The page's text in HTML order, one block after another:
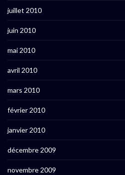
juillet 2010
juin 2010
mai 2010
avril 2010
mars 2010
février 2010
janvier 2010
décembre 2009
novembre 2009